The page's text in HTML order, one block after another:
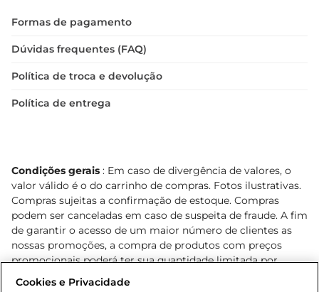
Formas de pagamento
Dúvidas frequentes (FAQ)
Política de troca e devolução
Política de entrega
Condições gerais : Em caso de divergência de valores, o
valor válido é o do carrinho de compras. Fotos ilustrativas.
Compras sujeitas a confirmação de estoque. Compras
podem ser canceladas em caso de suspeita de fraude. A fim
de garantir o acesso de um maior número de clientes as
nossas promoções, a compra de produtos com preços
promocionais poderá ter sua quantidade limitada por
cliente. Os preços, ofertas e condições são exclusivos para
Cookies e Privacidade